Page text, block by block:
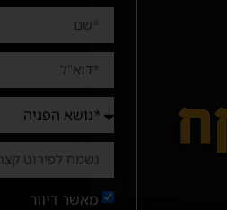
מאשר דיוור